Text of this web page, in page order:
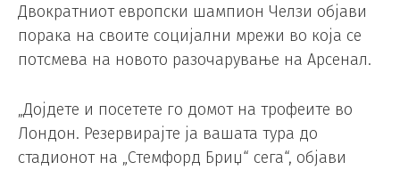
Двократниот европски шампион Челзи објави
порака на своите социјални мрежи во која се
потсмева на новото разочарување на Арсенал.
„Дојдете и посетете го домот на трофеите во
Лондон. Резервирајте ја вашата тура до
стадионот на „Стемфорд Бриџ“ сега“, објави